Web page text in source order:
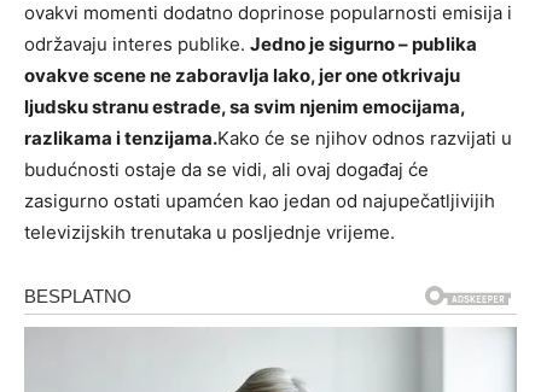
ovakvi momenti dodatno doprinose popularnosti emisija i
održavaju interes publike. Jedno je sigurno – publika
ovakve scene ne zaboravlja lako, jer one otkrivaju
ljudsku stranu estrade, sa svim njenim emocijama,
razlikama i tenzijama.Kako će se njihov odnos razvijati u
budućnosti ostaje da se vidi, ali ovaj događaj će
zasigurno ostati upamćen kao jedan od najupečatljivijih
televizijskih trenutaka u posljednje vrijeme.